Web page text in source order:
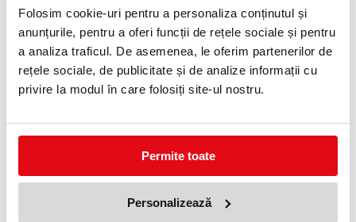
Folosim cookie-uri pentru a personaliza conținutul și
anunțurile, pentru a oferi funcții de rețele sociale și pentru
a analiza traficul. De asemenea, le oferim partenerilor de
rețele sociale, de publicitate și de analize informații cu
privire la modul în care folosiți site-ul nostru.
Permite toate
Personalizează
tablei